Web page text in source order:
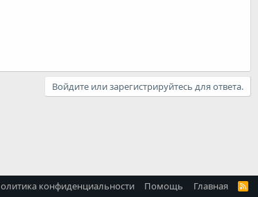
Войдите или зарегистрируйтесь для ответа.
конфиденциальности Помощь Главная
R